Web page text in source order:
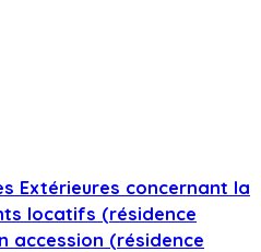
Extérieures concernant la
locatifs (résidence
accession (résidence